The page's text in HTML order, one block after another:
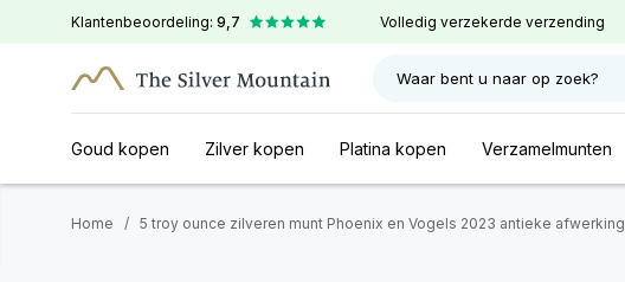
Klantenbeoordeling: 9,7 Volledig verzekerde verzending
Waar bent u naar op zoek?
Goud kopen Zilver kopen Platina kopen Verzamelmunten
Home / 5 troy ounce zilveren munt Phoenix en Vogels 2023 antieke afwerking